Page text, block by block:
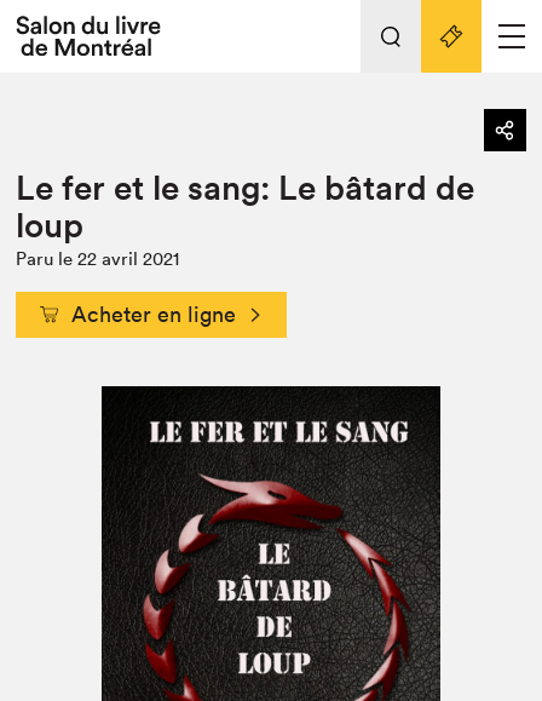
Espace médias
Espace exposant⋅e⋅s
Espace enseignant·e·s
Espace pro
Actualités
Nos activités
Édition 2022
Planifier sa visite
Nous connaître
Projets partenaires 2022
Archives
Liens pratiques
Le fer et le sang: Le bâtard de
loup
Paru le 22 avril 2021
Acheter en ligne